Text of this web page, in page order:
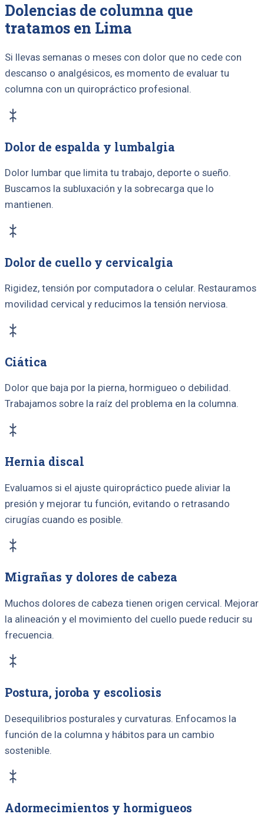
Dolencias de columna que
tratamos en Lima
Si llevas semanas o meses con dolor que no cede con
descanso o analgésicos, es momento de evaluar tu
columna con un quiropráctico profesional.
Dolor de espalda y lumbalgia
Dolor lumbar que limita tu trabajo, deporte o sueño.
Buscamos la subluxación y la sobrecarga que lo
mantienen.
Dolor de cuello y cervicalgia
Rigidez, tensión por computadora o celular. Restauramos
movilidad cervical y reducimos la tensión nerviosa.
Ciática
Dolor que baja por la pierna, hormigueo o debilidad.
Trabajamos sobre la raíz del problema en la columna.
Hernia discal
Evaluamos si el ajuste quiropráctico puede aliviar la
presión y mejorar tu función, evitando o retrasando
cirugías cuando es posible.
Migrañas y dolores de cabeza
Muchos dolores de cabeza tienen origen cervical. Mejorar
la alineación y el movimiento del cuello puede reducir su
frecuencia.
Postura, joroba y escoliosis
Desequilibrios posturales y curvaturas. Enfocamos la
función de la columna y hábitos para un cambio
sostenible.
Adormecimientos y hormigueos